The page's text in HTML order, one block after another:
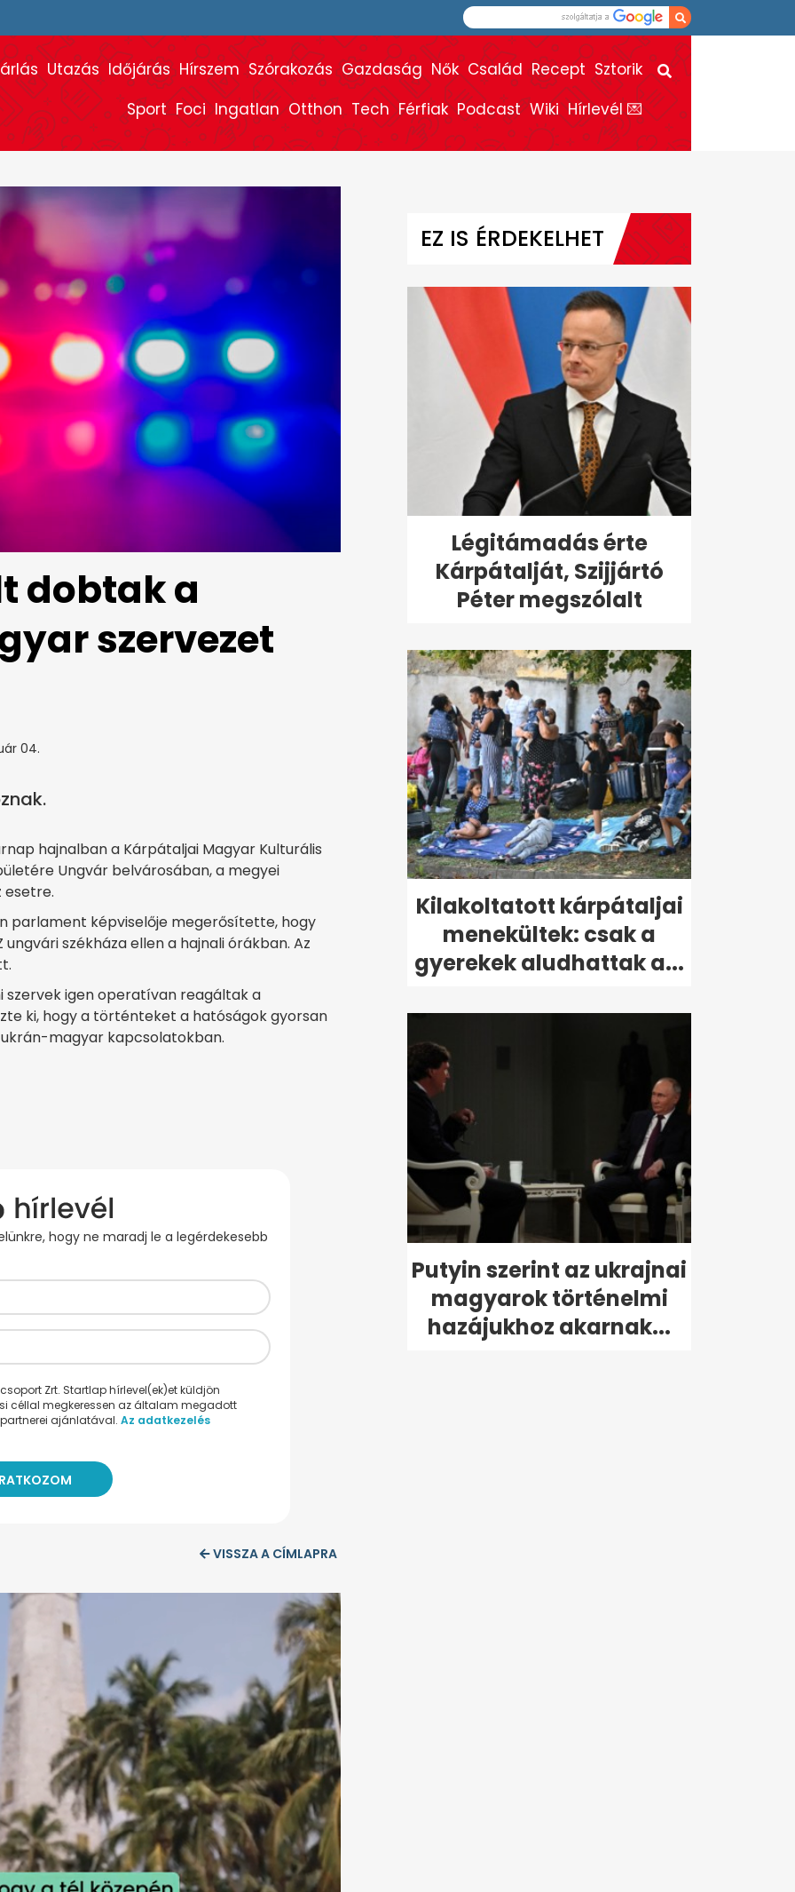
Utazás Időjárás Hírszem Szórakozás Gazdaság Nők Család Recept Sztorik
Sport Foci Ingatlan Otthon Tech Férfiak Podcast Wiki Hírlevél 💌
dobtak a
szervezet
04.
hajnalban a Kárpátaljai Magyar Kulturális
Ungvár belvárosában, a megyei
esetre.
parlament képviselője megerősítette, hogy
székháza ellen a hajnali órákban. Az
szervek igen operatívan reagáltak a
ki, hogy a történteket a hatóságok gyorsan
magyar kapcsolatokban.
hogy ne maradj le a legérdekesebb
Zrt. Startlap hírlevel(ek)et küldjön
céllal megkeressen az általam megadott
ajánlatával. Az adatkezelés
VISSZA A CÍMLAPRA
EZ IS ÉRDEKELHET
Légitámadás érte
Kárpátalját, Szijjártó
Péter megszólalt
Kilakoltatott kárpátaljai
menekültek: csak a
gyerekek aludhattak a...
Putyin szerint az ukrajnai
magyarok történelmi
hazájukhoz akarnak...